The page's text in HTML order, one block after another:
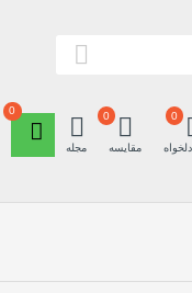
0
مقایسه
0
مجله
0